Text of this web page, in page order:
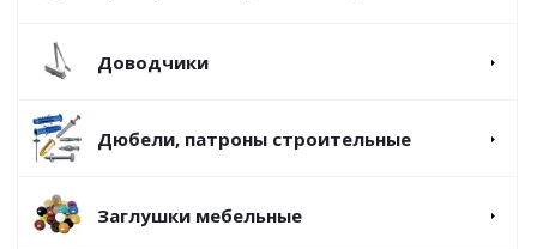
Доводчики
Дюбели, патроны строительные
Заглушки мебельные